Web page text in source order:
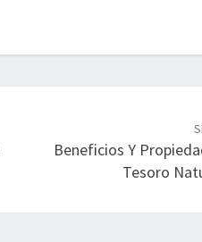
Beneficios Y
Tesoro